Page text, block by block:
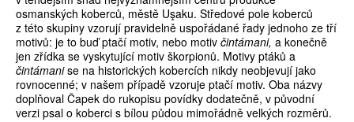
osmanských koberců, městě Uşaku. Středové pole koberců
z této skupiny vzorují pravidelně uspořádané řady jednoho ze tří
motivů: je to buď ptačí motiv, nebo motiv čintámani, a konečně
jen zřídka se vyskytující motiv škorpionů. Motivy ptáků a
čintámanise na historických kobercích nikdy neobjevují jako
rovnocenné; v našem případě vzoruje ptačí motiv. Oba názvy
doplňoval Čapek do rukopisu povídky dodatečně, v původní
verzi psal o koberci s bílou půdou mimořádně velkých rozměrů.